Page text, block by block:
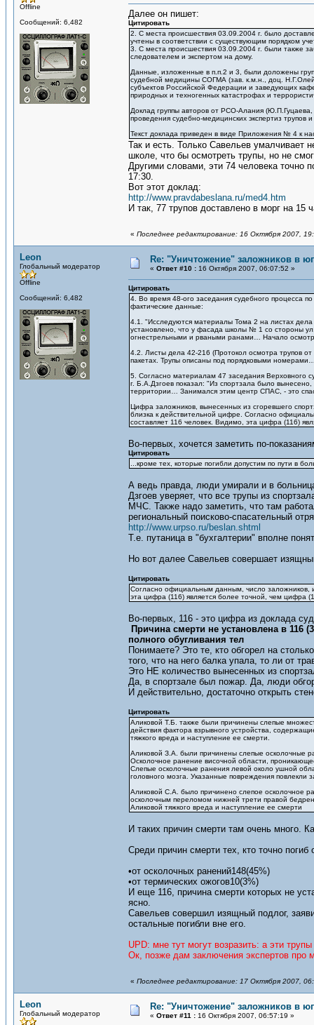
Offline
Сообщений: 6,482
Далее он пишет:
Цитировать
2. С места происшествия 03.09.2004 г. было
учтены в соответствии с существующим порядком
3. С места происшествия 03.09.2004 г. были также
следователем и экспертом на дому.
Данные, изложенные в п.п.2 и 3, были доложены
судебной медицины СОГМА (зав. к.м.н., доц.
субъектов Российской Федерации и заведующих
природных и техногенных катастрофах и
Доклад группы авторов от РСО-Алания
проведения судебно-медицинских экспертиз
Текст доклада приведен в виде Приложения № 4 к
Так и есть. Только Савельев умалчивает
школе, что бы осмотреть трупы, но не
Другими словами, эти 74 человека точно
17:30.
Вот этот доклад:
http://www.pravdabeslana.ru/med4.htm
И так, 77 трупов доставлено в морг на 15
« Последнее редактирование: 16 Октября 2007,
Leon
Глобальный модератор
Offline
Сообщений: 6,482
Re: "Уничтожение" заложников в
« Ответ #10 : 16 Октября 2007, 06:07:52 »
Цитировать
4. Во время 48-ого заседания судебного процесса
фактические данные:
4.1. "Исследуются материалы Тома 2 на листах
установлено, что у фасада школы № 1 со стороны
огнестрельными и рваными ранами… Начало
4.2. Листы дела 42-216 (Протокол осмотра трупов
пакетах. Трупы описаны под порядковыми
5. Согласно материалам 47 заседания
г. Б.А.Дзгоев показал: "Из спортзала было
территории… Занимался этим центр СПАС, - это
Цифра заложников, вынесенных из сгоревшего
близка к действительной цифре. Согласно
составляет 116 человек. Видимо, эта цифра (116)
Во-первых, хочется заметить по-
Цитировать
...кроме тех, которые погибли допустим по пути в
А ведь правда, люди умирали и в
Дзгоев уверяет, что все трупы из
МЧС. Также надо заметить, что там
региональный поисково-спасательный
http://www.urpso.ru/beslan.shtml
Т.е. путаница в "бухгалтерии" вполне
Но вот далее Савельев совершает
Цитировать
Согласно официальным данным, число заложников,
эта цифра (116) является более точной, чем цифра
Во-первых, 116 - это цифра из доклада
Причина смерти не установлена в
полного обугливания тел
Понимаете? Это те, кто обгорел на
того, что на него балка упала, то ли от
Это НЕ количество вынесенных из
Да, в спортзале был пожар. Да, люди
И действительно, достаточно открыть
Цитировать
Аликовой Т.Б. также были причинены слепые
действия фактора взрывного устройства,
тяжкого вреда и наступление ее смерти.
Аликовой З.А. были причинены слепые осколочные
Осколочное ранение височной области,
Слепые осколочные ранения левой около ушной
головного мозга. Указанные повреждения повлекли
Аликовой С.А. было причинено слепое осколочное
осколочным переломом нижней трети правой
Аликовой тяжкого вреда и наступление ее смерти
И таких причин смерти там очень много.
Среди причин смерти тех, кто точно
•от осколочных ранений148(45%)
•от термических ожогов10(3%)
И еще 116, причина смерти которых не
ясно.
Савельев совершил изящный подлог,
остальные погибли вне его.
UPD: мне тут могут возразить: а эти
Ок, позже дам заключения экспертов про
« Последнее редактирование: 17 Октября 2007,
Leon
Глобальный модератор
Re: "Уничтожение" заложников в
« Ответ #11 : 16 Октября 2007, 06:57:19 »